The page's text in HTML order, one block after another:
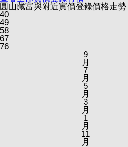
圓山藏富與附近實價登錄價格走勢
40
49
58
67
76
9
月
7
月
5
月
3
月
1
月
11
月